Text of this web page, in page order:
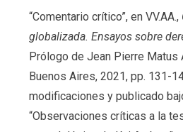
“Comentario crítico”, en VV.AA.,
globalizada. Ensayos sobre
Prólogo de Jean Pierre Matus
Buenos Aires, 2021, pp. 131-
modificaciones y publicado
“Observaciones críticas a la